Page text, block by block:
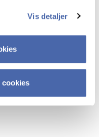
Vis detaljer
cookies
udfordringer inden
- erhvervs­økonomi og